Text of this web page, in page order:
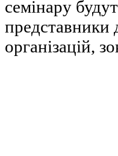
семінару
представники
організацій,